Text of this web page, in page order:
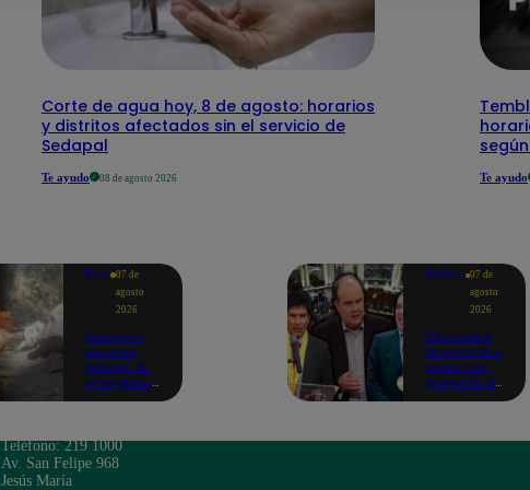
Corte de agua hoy, 8 de agosto: horarios
y distritos afectados sin el servicio de
Sedapal
Te ayudo 08 de agosto 2026 Te ayudo
Perú 07 de
agosto
2026
Gobierno
anuncia
estado de
emergencia
recurrentes
en Junín
Política 07 de
agosto
2026
Elecciones
Municipales:
presentan
proyecto de
busquen
Teléfono: 219 1000
Av. San Felipe 968
Jesús María